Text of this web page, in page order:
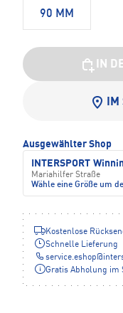
90 MM
IN
IM
Ausgewählter Shop
INTERSPORT
Mariahilfer Straße
Wähle eine Größe um
Kostenlose
Schnelle Lieferung
service.eshop@
Gratis Abholung im